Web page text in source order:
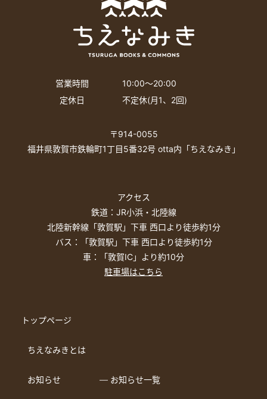
営業時間
10:00〜20:00
定休日
不定休(月1、2回)
〒914-0055
福井県敦賀市鉄輪町1丁目5番32号 otta内「ちえなみき」
アクセス
鉄道：JR小浜・北陸線
北陸新幹線「敦賀駅」下車 西口より徒歩約1分
バス：「敦賀駅」下車 西口より徒歩約1分
車：「敦賀IC」より約10分
駐車場はこちら
トップページ
ちえなみきとは
お知らせ ― お知らせ一覧